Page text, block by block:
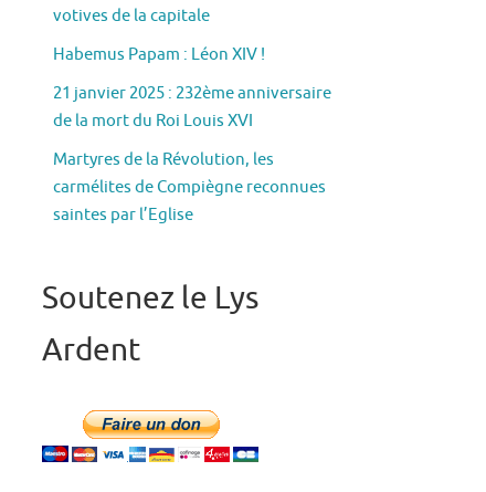
votives de la capitale
Habemus Papam : Léon XIV !
21 janvier 2025 : 232ème anniversaire
de la mort du Roi Louis XVI
Martyres de la Révolution, les
carmélites de Compiègne reconnues
saintes par l’Eglise
Soutenez le Lys
Ardent